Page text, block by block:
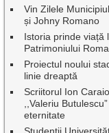
Vin Zilele
și Johny Romano
Istoria prinde viață
Patrimoniului
Proiectul noului
linie dreaptă
Scriitorul Ion
,,Valeriu
eternitate